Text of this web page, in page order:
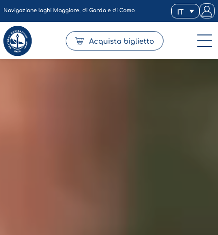
Navigazione laghi Maggiore, di Garda e di Como IT
Acquista biglietto